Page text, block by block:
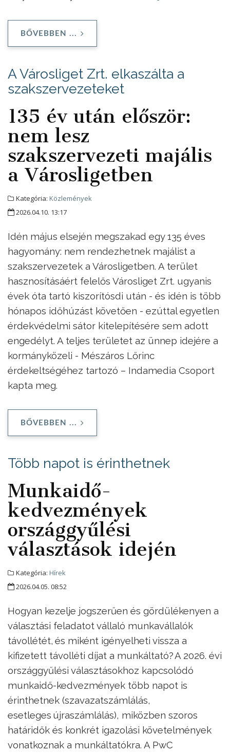
BŐVEBBEN ...
A Városliget Zrt. elkaszálta a
szakszervezeteket
135 év után először:
nem lesz
szakszervezeti majális
a Városligetben
Kategória: Közlemények
2026.04.10. 13:17
Idén május elsején megszakad egy 135 éves
hagyomány: nem rendezhetnek majálist a
szakszervezetek a Városligetben. A terület
hasznosításáért felelős Városliget Zrt. ugyanis
évek óta tartó kiszorítósdi után - és idén is több
hónapos időhúzást követően - ezúttal egyetlen
érdekvédelmi sátor kitelepítésére sem adott
engedélyt. A teljes területet az ünnep idejére a
kormányközeli - Mészáros Lőrinc
érdekeltségéhez tartozó – Indamedia Csoport
kapta meg.
BŐVEBBEN ...
Több napot is érinthetnek
Munkaidő-
kedvezmények
országgyűlési
választások idején
Kategória: Hírek
2026.04.05. 08:52
Hogyan kezelje jogszerűen és gördülékenyen a
választási feladatot vállaló munkavállalók
távollétét, és miként igényelheti vissza a
kifizetett távolléti díjat a munkáltató? A 2026. évi
országgyűlési választásokhoz kapcsolódó
munkaidő-kedvezmények több napot is
érinthetnek (szavazatszámlálás,
esetleges újraszámlálás), miközben szoros
határidők és konkrét igazolási követelmények
vonatkoznak a munkáltatókra. A PwC